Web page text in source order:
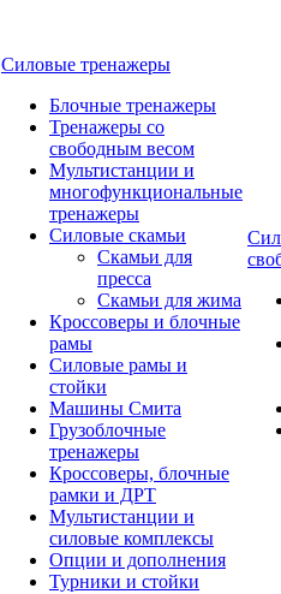
Силовые тренажеры
Блочные тренажеры
Тренажеры со
свободным весом
Мультистанции и
многофункциональные
тренажеры
Силовые скамьи
Скамьи для
пресса
Скамьи для жима
Кроссоверы и блочные
рамы
Силовые рамы и
стойки
Машины Смита
Грузоблочные
тренажеры
Кроссоверы, блочные
рамки и ДРТ
Мультистанции и
силовые комплексы
Опции и дополнения
Турники и стойки